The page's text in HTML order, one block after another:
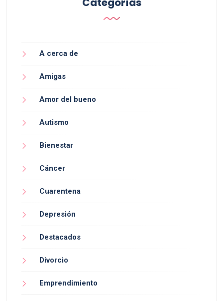
A cerca de
Amigas
Amor del bueno
Autismo
Bienestar
Cáncer
Cuarentena
Depresión
Destacados
Divorcio
Emprendimiento